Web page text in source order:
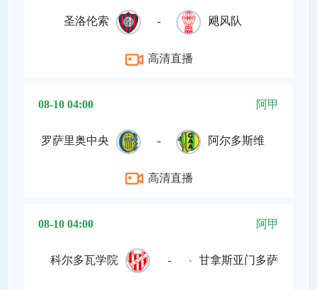
圣洛伦索 - 飓风队
高清直播
08-10 04:00 阿甲
罗萨里奥中央 - 阿尔多斯维
高清直播
08-10 04:00 阿甲
科尔多瓦学院 - 甘拿斯亚门多萨